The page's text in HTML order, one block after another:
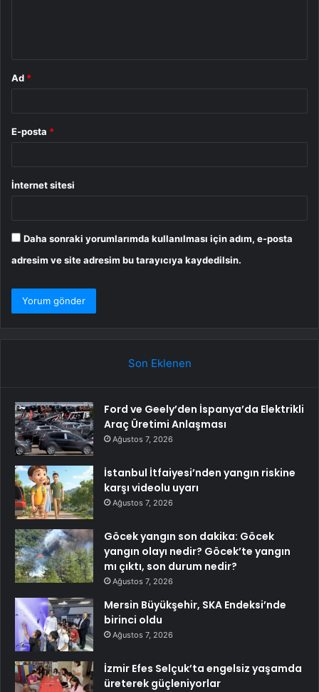
Ad *
E-posta *
İnternet sitesi
Daha sonraki yorumlarımda kullanılması için adım, e-posta
adresim ve site adresim bu tarayıcıya kaydedilsin.
Son Eklenen
Ford ve Geely’den İspanya’da Elektrikli
Araç Üretimi Anlaşması
Ağustos 7, 2026
İstanbul İtfaiyesi’nden yangın riskine
karşı videolu uyarı
Ağustos 7, 2026
Göcek yangın son dakika: Göcek
yangın olayı nedir? Göcek’te yangın
mı çıktı, son durum nedir?
Ağustos 7, 2026
Mersin Büyükşehir, SKA Endeksi’nde
birinci oldu
Ağustos 7, 2026
İzmir Efes Selçuk’ta engelsiz yaşamda
üreterek güçleniyorlar